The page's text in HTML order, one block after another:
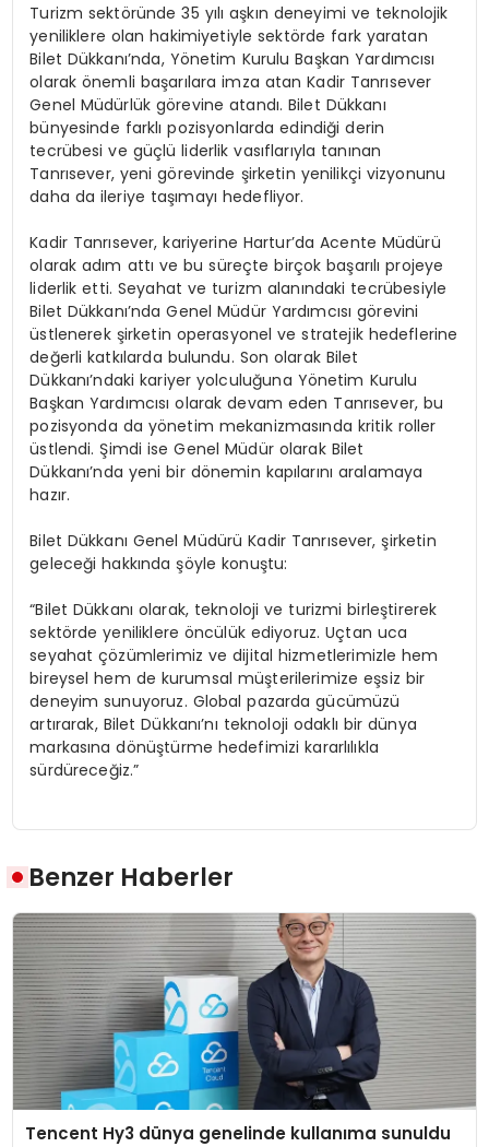
Turizm sektöründe 35 yılı aşkın deneyimi ve teknolojik
yeniliklere olan hakimiyetiyle sektörde fark yaratan
Bilet Dükkanı’nda, Yönetim Kurulu Başkan Yardımcısı
olarak önemli başarılara imza atan Kadir Tanrısever
Genel Müdürlük görevine atandı. Bilet Dükkanı
bünyesinde farklı pozisyonlarda edindiği derin
tecrübesi ve güçlü liderlik vasıflarıyla tanınan
Tanrısever, yeni görevinde şirketin yenilikçi vizyonunu
daha da ileriye taşımayı hedefliyor.
Kadir Tanrısever, kariyerine Hartur’da Acente Müdürü
olarak adım attı ve bu süreçte birçok başarılı projeye
liderlik etti. Seyahat ve turizm alanındaki tecrübesiyle
Bilet Dükkanı’nda Genel Müdür Yardımcısı görevini
üstlenerek şirketin operasyonel ve stratejik hedeflerine
değerli katkılarda bulundu. Son olarak Bilet
Dükkanı’ndaki kariyer yolculuğuna Yönetim Kurulu
Başkan Yardımcısı olarak devam eden Tanrısever, bu
pozisyonda da yönetim mekanizmasında kritik roller
üstlendi. Şimdi ise Genel Müdür olarak Bilet
Dükkanı’nda yeni bir dönemin kapılarını aralamaya
hazır.
Bilet Dükkanı Genel Müdürü Kadir Tanrısever, şirketin
geleceği hakkında şöyle konuştu:
“Bilet Dükkanı olarak, teknoloji ve turizmi birleştirerek
sektörde yeniliklere öncülük ediyoruz. Uçtan uca
seyahat çözümlerimiz ve dijital hizmetlerimizle hem
bireysel hem de kurumsal müşterilerimize eşsiz bir
deneyim sunuyoruz. Global pazarda gücümüzü
artırarak, Bilet Dükkanı’nı teknoloji odaklı bir dünya
markasına dönüştürme hedefimizi kararlılıkla
sürdüreceğiz.”
Benzer Haberler
Tencent Hy3 dünya genelinde kullanıma sunuldu